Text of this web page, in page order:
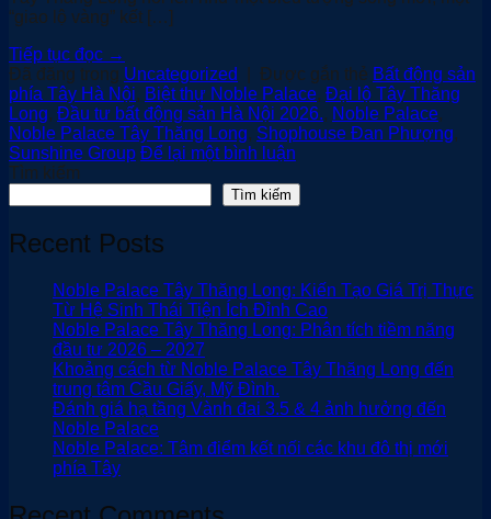
“giao lộ vàng” kết […]
Tiếp tục đọc →
Đã đăng trong Uncategorized Được gắn thẻ Bất động sản
phía Tây Hà Nội, Biệt thự Noble Palace, Đại lộ Tây Thăng
Long, Đầu tư bất động sản Hà Nội 2026., Noble Palace,
Noble Palace Tây Thăng Long, Shophouse Đan Phượng,
Sunshine Group Để lại một bình luận
Tìm kiếm
Tìm kiếm
Recent Posts
Noble Palace Tây Thăng Long: Kiến Tạo Giá Trị Thực
Từ Hệ Sinh Thái Tiện Ích Đỉnh Cao
Noble Palace Tây Thăng Long: Phân tích tiềm năng
đầu tư 2026 – 2027
Khoảng cách từ Noble Palace Tây Thăng Long đến
trung tâm Cầu Giấy, Mỹ Đình.
Đánh giá hạ tầng Vành đai 3.5 & 4 ảnh hưởng đến
Noble Palace
Noble Palace: Tâm điểm kết nối các khu đô thị mới
phía Tây